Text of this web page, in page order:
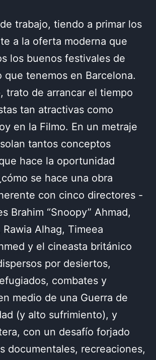
trabajo, tiendo a primar los
a la oferta moderna que
los buenos festivales de
que tenemos en Barcelona.
trato de arrancar el tiempo
tan atractivas como
en la Filmo. En un metraje
tantos conceptos
hace la oportunidad
se hace una obra
con cinco directores -
Brahim “Snoopy” Ahmad,
Alhag, Timeea
y el cineasta británico
por desiertos,
combates y
medio de una Guerra de
(y alto sufrimiento), y
con un desafío forjado
documentales, recreaciones,